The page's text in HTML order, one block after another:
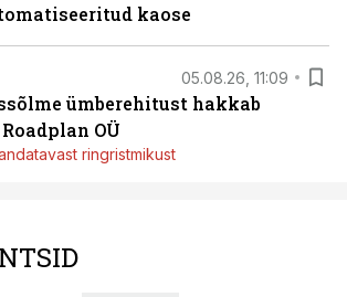
kaose
05.08.26, 11:09
ümberehitust hakkab
OÜ
ringristmikust